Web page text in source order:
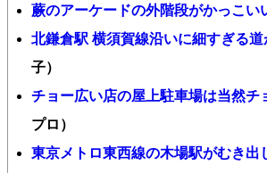
蕨のアーケードの外階段がかっこい
北鎌倉駅 横須賀線沿いに細すぎる道
子）
チョー広い店の屋上駐車場は当然チ
プロ）
東京メトロ東西線の木場駅がむき出